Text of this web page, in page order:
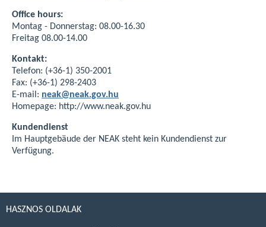
Office hours:
Montag - Donnerstag: 08.00-16.30
Freitag 08.00-14.00
Kontakt:
Telefon: (+36-1) 350-2001
Fax: (+36-1) 298-2403
E-mail: neak@neak.gov.hu
Homepage: http://www.neak.gov.hu
Kundendienst
Im Hauptgebäude der NEAK steht kein Kundendienst zur
Verfügung.
HASZNOS OLDALAK